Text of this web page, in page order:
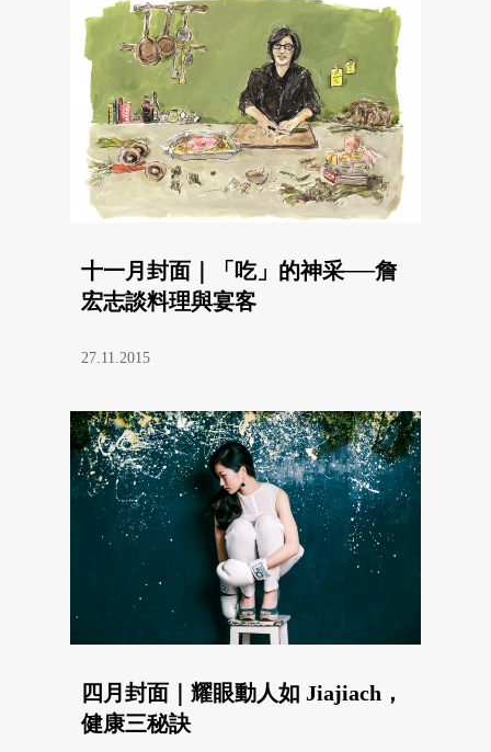
十一月封面｜「吃」的神采──詹
宏志談料理與宴客
27.11.2015
四月封面｜耀眼動人如 Jiajiach，
健康三秘訣